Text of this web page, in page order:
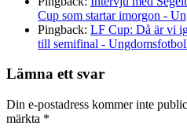
Cup som startar imorgon -
Pingback: LF Cup: Då är vi
till semifinal -
Lämna ett svar
Din e-postadress kommer inte
märkta *